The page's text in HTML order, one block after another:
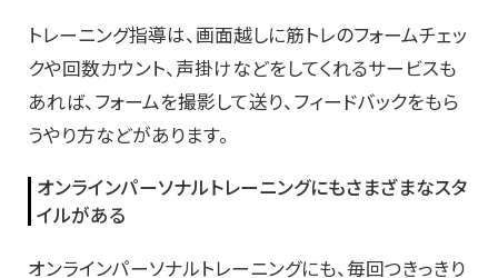
トレーニング指導は、画面越しに筋トレのフォームチェッ
クや回数カウント、声掛けなどをしてくれるサービスも
あれば、フォームを撮影して送り、フィードバックをもら
うやり方などがあります。
オンラインパーソナルトレーニングにもさまざまなスタ
イルがある
オンラインパーソナルトレーニングにも、毎回つきっきり